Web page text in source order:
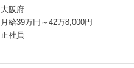
大阪府
月給39万円～42万8,000円
正社員